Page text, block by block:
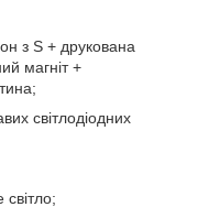
з S + друкована
магніт +
світлодіодних
світло;